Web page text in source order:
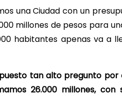
una Ciudad con un
millones de pesos para
habitantes apenas va a
tan alto pregunto por
26.000 millones, con